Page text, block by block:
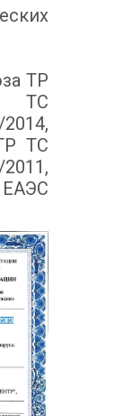
ТР
ТС
ТС